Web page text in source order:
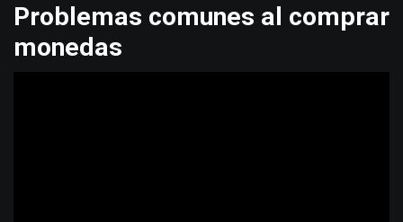
Problemas comunes al comprar
monedas